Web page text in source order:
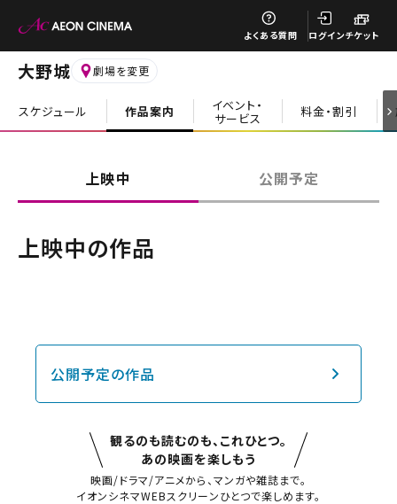
よくある質問 ログインチケット
大野城 劇場を変更
スケジュール 作品案内 イベント・
サービス 料金・割引
閉じる
上映中 公開予定
上映中の作品
公開予定の作品
観るのも読むのも、これひとつ。
あの映画を楽しもう
映画/ドラマ/アニメから、マンガや雑誌まで。
イオンシネマWEBスクリーンひとつで楽しめます。
閉じる
閉じる